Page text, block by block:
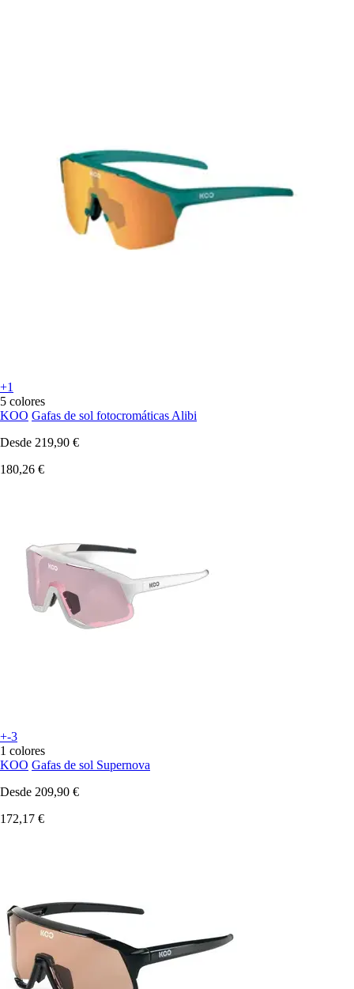
+1
5 colores
KOO Gafas de sol fotocromáticas Alibi
Desde 219,90 €
180,26 €
+-3
1 colores
KOO Gafas de sol Supernova
Desde 209,90 €
172,17 €